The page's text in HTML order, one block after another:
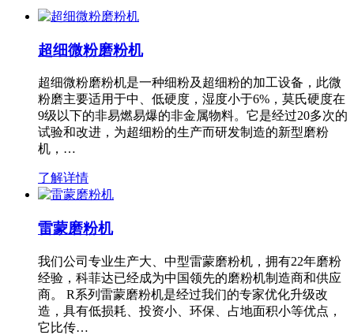
超细微粉磨粉机
超细微粉磨粉机是一种细粉及超细粉的加工设备，此微
粉磨主要适用于中、低硬度，湿度小于6%，莫氏硬度在
9级以下的非易燃易爆的非金属物料。它是经过20多次的
试验和改进，为超细粉的生产而研发制造的新型磨粉
机，…
了解详情
雷蒙磨粉机
我们公司专业生产大、中型雷蒙磨粉机，拥有22年磨粉
经验，科菲达已经成为中国领先的磨粉机制造商和供应
商。 R系列雷蒙磨粉机是经过我们的专家优化升级改
造，具有低损耗、投资小、环保、占地面积小等优点，
它比传…